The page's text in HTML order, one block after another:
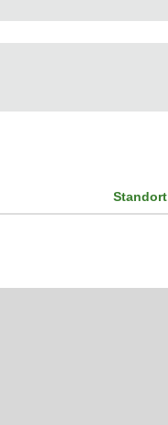
Standort